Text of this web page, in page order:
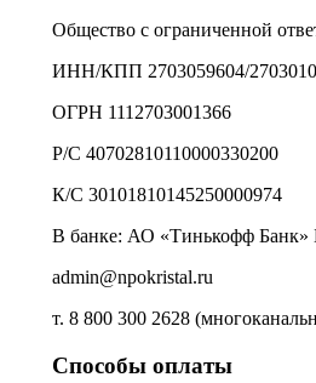
Общество с ограниченной
ИНН/КПП 2703059604/
ОГРН 1112703001366
Р/С 40702810110000330200
К/С 30101810145250000974
В банке: АО «Тинькофф Банк»
admin@npokristal.ru
т. 8 800 300 2628
Способы оплаты